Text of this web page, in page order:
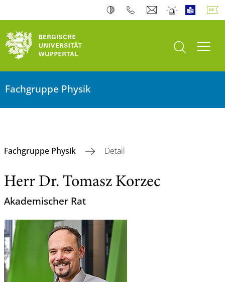
Suche öffnen
Fachgruppe Physik
Fachgruppe Physik Detail
Herr Dr. Tomasz Korzec
Akademischer Rat